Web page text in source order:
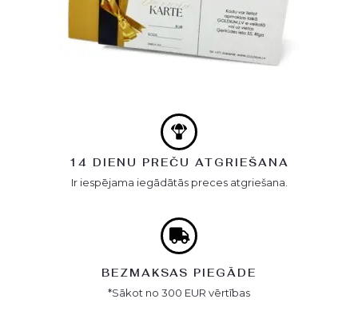
14 DIENU PREČU ATGRIEŠANA
Ir iespējama iegādātās preces atgriešana.
BEZMAKSAS PIEGĀDE
*Sākot no 300 EUR vērtības